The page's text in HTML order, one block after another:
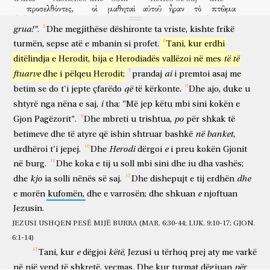
προσελθόντες, οἱ μαθηταὶ αὐτοῦ ἦραν τὸ πτῶμα
καὶ
dhe
ἔθαψαν
varrosën
αὐτόν;
atë
καὶ
dhe
ἐλθόντες,
duke shkuar
ἀπήγγειλαν
njoftuan
τῷ Ἰησοῦ.
Jezusin
ἀκούσας
kur dëgjoi
δὲ,
dhe
ὁ Ἰησοῦς
Jezusi
ἀνεχώρησεν
u tërhoq
ἐκεῖθεν
prej aty
ἐν
me
πλοίῳ
varkë
εἰς
në
ἔρημον
të shkretë
τόπον
vend
κατ’
më
ἰδίαν.
vete
καὶ
dhe
ἀκούσαντες,
kur dëgjuan
οἱ ὄχλοι
ἠκολούθησαν
ndoqën
αὐτῷ
atë
πεζῇ
këmbas
ἀπὸ
nga
τῶν πόλεων.
qytetet
καὶ
dhe
ἐξελθὼν,
kur doli
εἶδεν
pa
πολὺν
të shumtë turmë
καὶ
dhe
ἐσπλαγχνίσθη
pati dhembshuri për ata dhe
ἐθεράπευσεν τοὺς ἀρρώστους
të pamundurit
αὐτῶν. ὀψίας δὲ
γενομένης,
ndërsa u bë
προσῆλθον
erdhën pranë
αὐτῷ
atij
οἱ μαθηταὶ
dishepujt
λέγοντες,
duke thënë
ἔρημός
i shkretë
ἐστιν
është
ὁ τόπος
vendi
καὶ
dhe
ἡ ὥρα
ora tashmë
παρῆλθεν;
kaloi
ἀπόλυσον
lësho
τοὺς ὄχλους, ἵνα ἀπελθόντες εἰς τὰς κώμας,
ἀγοράσωσιν
të blejnë vetes së tyre ushqime por Jezusi tha atyre
οὐ
nevojë
φαγεῖν.
për të ngrënë
οἱ
ata
δὲ
por
λέγουσιν
thonë
αὐτῷ,
atij
οὐκ
nuk
ἔχομεν
kemi
ὧδε,
këtu
εἰ
në
μὴ
mos
thoshte
atij: "Nuk lejueshme për ty kesh
për
grua!". Dhe megjithëse dëshironte ta vriste, kishte frikë
turmën, sepse atë e mbanin si profet. Tani, kur erdhi
ditëlindja e Herodit, bija e Herodiadës vallëzoi në mes të të
ftuarve dhe i pëlqeu Herodit; prandaj ai i premtoi asaj me
betim se do t'i jepte çfarëdo që të kërkonte. Dhe ajo, duke u
shtyrë nga nëna e saj, i tha: "Më jep këtu mbi sini kokën e
Gjon Pagëzorit". Dhe mbreti u trishtua, po për shkak të
betimeve dhe të atyre që ishin shtruar bashkë në banket,
urdhëroi t'i jepej. Dhe Herodi dërgoi e i preu kokën Gjonit
në burg. Dhe koka e tij u soll mbi sini dhe iu dha vashës;
dhe kjo ia solli nënës së saj. Dhe dishepujt e tij erdhën dhe
e morën kufomën, dhe e varrosën; dhe shkuan e njoftuan
Jezusin.
JEZUSI USHQEN PESË MIJË BURRA (MAR. 6:30-44; LUK. 9:10-17; GJON.
6:1-14)
Tani, kur e dëgjoi këtë, Jezusi u tërhoq prej aty me varkë
në një vend të shkretë, veçmas. Dhe kur turmat dëgjuan për